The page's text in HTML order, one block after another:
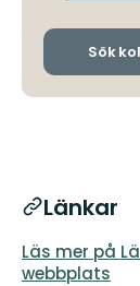
Sök
Länkar
Läs mer på
webbplats